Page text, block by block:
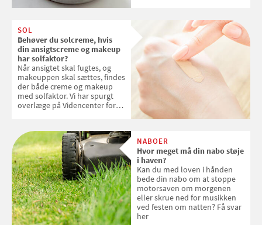
SOL
Behøver du solcreme, hvis
din ansigtscreme og makeup
har solfaktor?
Når ansigtet skal fugtes, og
makeuppen skal sættes, findes
der både creme og makeup
med solfaktor. Vi har spurgt
overlæge på Videncenter for
med SPF kan erstatte
solcreme, når man bevæger
sig ud i solen
NABOER
Hvor meget må din nabo støje
i haven?
Kan du med loven i hånden
bede din nabo om at stoppe
motorsaven om morgenen
eller skrue ned for musikken
ved festen om natten? Få svar
her